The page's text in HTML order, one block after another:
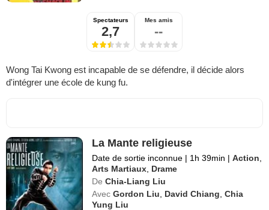
Spectateurs
2,7
Mes amis
--
Wong Tai Kwong est incapable de se défendre, il décide alors
d'intégrer une école de kung fu.
La Mante religieuse
Date de sortie inconnue | 1h 39min | Action
Arts Martiaux Drame
De Chia-Liang Liu
Avec Gordon Liu David Chiang ,Chia
Yung Liu